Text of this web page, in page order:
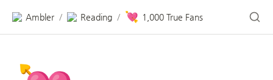
Ambler / Reading / 💘 1,000 True Fans